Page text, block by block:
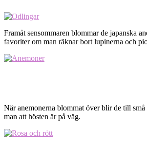
Framåt sensommaren blommar de japanska
favoriter om man räknar bort lupinerna och
När anemonerna blommat över blir de till
man att hösten är på väg.